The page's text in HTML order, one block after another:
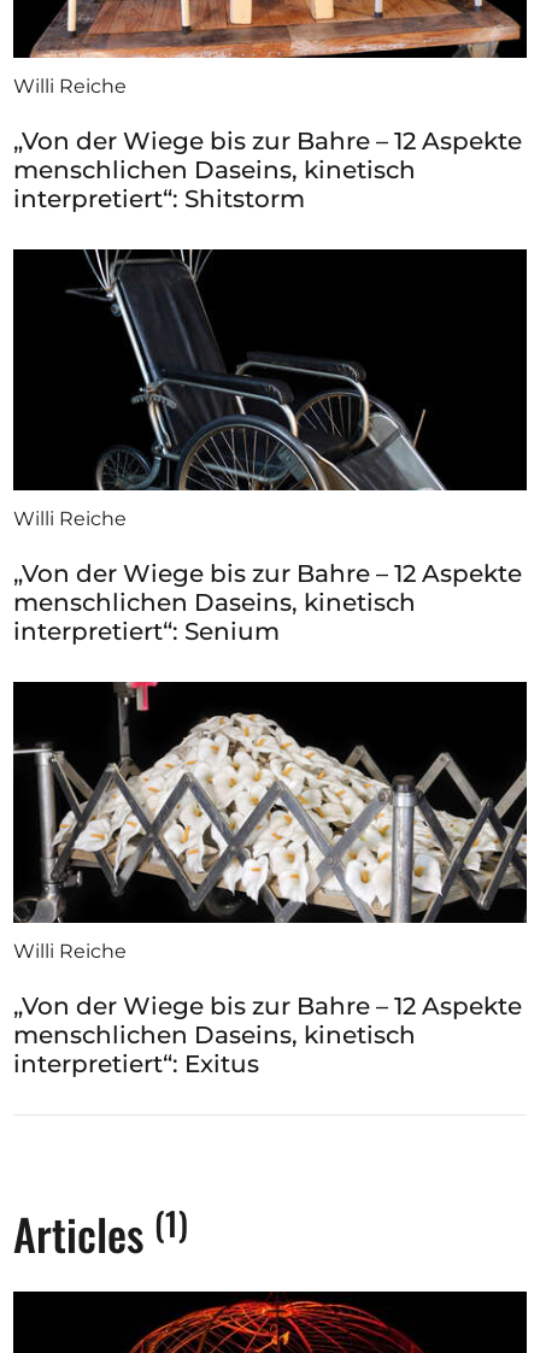
Willi Reiche
„Von der Wiege bis zur Bahre – 12 Aspekte
menschlichen Daseins, kinetisch
interpretiert“: Shitstorm
Willi Reiche
„Von der Wiege bis zur Bahre – 12 Aspekte
menschlichen Daseins, kinetisch
interpretiert“: Senium
Willi Reiche
„Von der Wiege bis zur Bahre – 12 Aspekte
menschlichen Daseins, kinetisch
interpretiert“: Exitus
Articles (1)